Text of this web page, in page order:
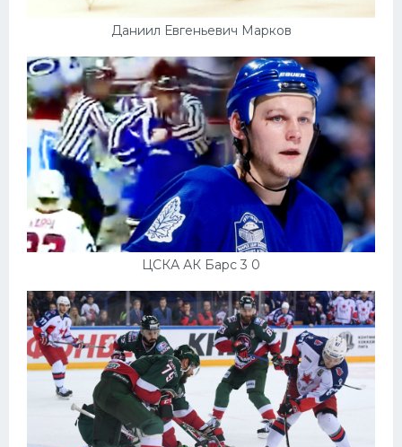
Даниил Евгеньевич Марков
ЦСКА АК Барс 3 0